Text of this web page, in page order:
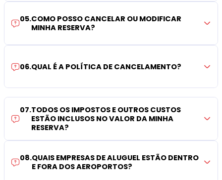
05.COMO POSSO CANCELAR OU MODIFICAR
MINHA RESERVA?
06.QUAL É A POLÍTICA DE CANCELAMENTO?
07.TODOS OS IMPOSTOS E OUTROS CUSTOS
ESTÃO INCLUSOS NO VALOR DA MINHA
RESERVA?
08.QUAIS EMPRESAS DE ALUGUEL ESTÃO DENTRO
E FORA DOS AEROPORTOS?